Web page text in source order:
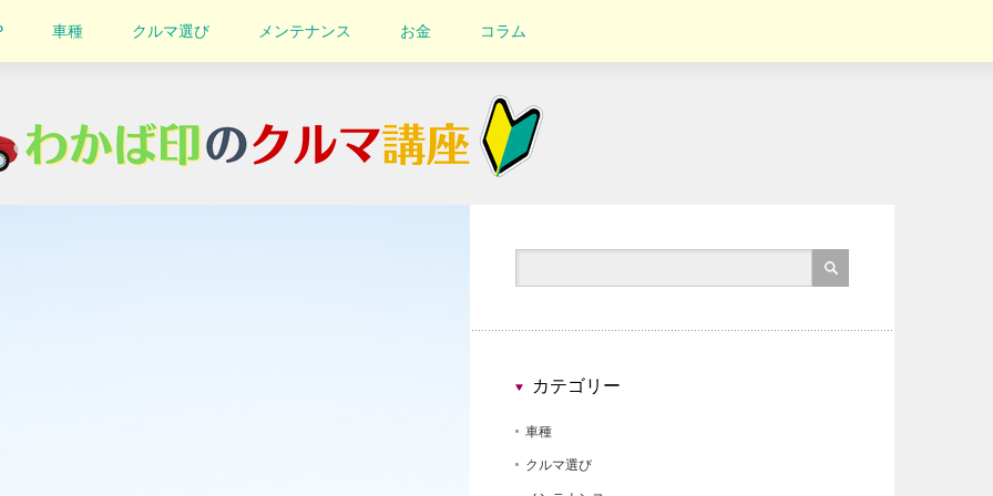
車種 クルマ選び メンテナンス お金 コラム
カテゴリー
車種
クルマ選び